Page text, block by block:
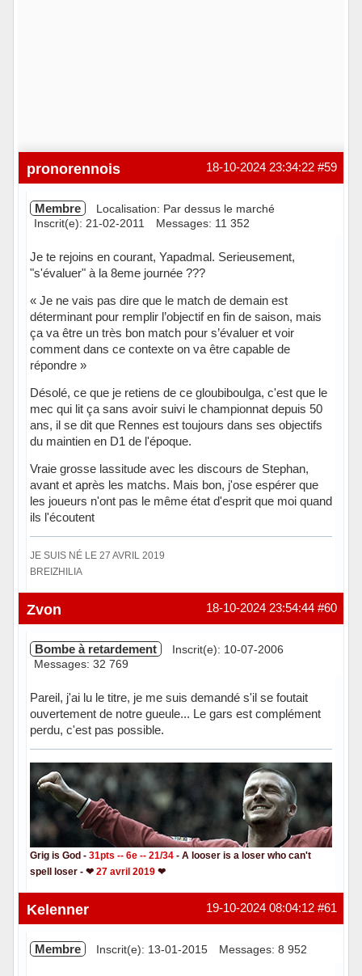
#59
18-10-2024 23:34:22
pronorennois
Membre
Localisation: Par dessus le marché
Inscrit(e): 21-02-2011
Messages: 11 352
Je te rejoins en courant, Yapadmal. Serieusement,
"s'évaluer" à la 8eme journée ???
« Je ne vais pas dire que le match de demain est
déterminant pour remplir l’objectif en fin de saison, mais
ça va être un très bon match pour s’évaluer et voir
comment dans ce contexte on va être capable de
répondre »
Désolé, ce que je retiens de ce gloubiboulga, c'est que le
mec qui lit ça sans avoir suivi le championnat depuis 50
ans, il se dit que Rennes est toujours dans ses objectifs
du maintien en D1 de l'époque.
Vraie grosse lassitude avec les discours de Stephan,
avant et après les matchs. Mais bon, j'ose espérer que
les joueurs n'ont pas le même état d'esprit que moi quand
ils l'écoutent
JE SUIS NÉ LE 27 AVRIL 2019
BREIZHILIA
Hors ligne #60
18-10-2024 23:54:44
Zvon
Bombe à retardement
Inscrit(e): 10-07-2006
Messages: 32 769
Pareil, j'ai lu le titre, je me suis demandé s'il se foutait
ouvertement de notre gueule... Le gars est complément
perdu, c'est pas possible.
Grig is God - 31pts -- 6e -- 21/34 - A looser is a loser who can't
spell loser - ❤ 27 avril 2019❤
Hors ligne #61
19-10-2024 08:04:12
Kelenner
Membre Inscrit(e): 13-01-2015 Messages: 8 952